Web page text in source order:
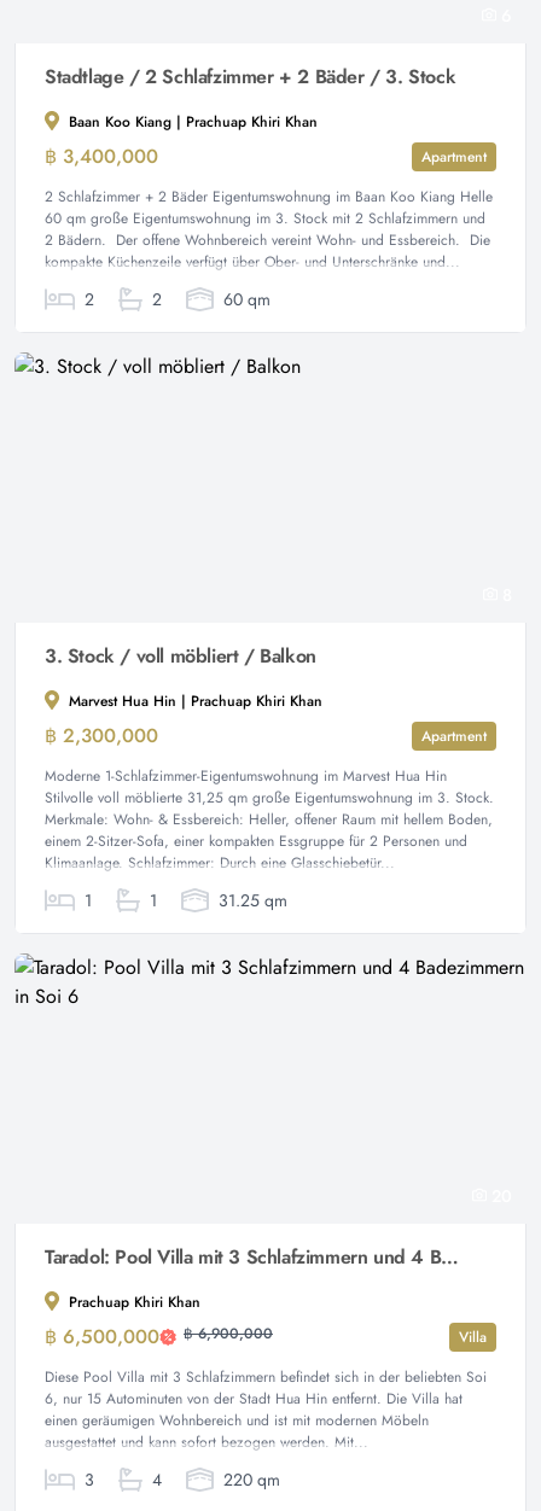
Stadtlage / 2 Schlafzimmer + 2 Bäder / 3. Stock
Baan Koo Kiang | Prachuap Khiri Khan
฿ 3,400,000
Apartment
2 Schlafzimmer + 2 Bäder Eigentumswohnung im Baan Koo Kiang Helle
60 qm große Eigentumswohnung im 3. Stock mit 2 Schlafzimmern und
2 Bädern. Der offene Wohnbereich vereint Wohn- und Essbereich. Die
kompakte Küchenzeile verfügt über Ober- und Unterschränke und...
2 2 60 qm
3. Stock / voll möbliert / Balkon
Marvest Hua Hin | Prachuap Khiri Khan
฿ 2,300,000
Apartment
Moderne 1-Schlafzimmer-Eigentumswohnung im Marvest Hua Hin
Stilvolle voll möblierte 31,25 qm große Eigentumswohnung im 3. Stock.
Merkmale: Wohn- & Essbereich: Heller, offener Raum mit hellem Boden,
einem 2-Sitzer-Sofa, einer kompakten Essgruppe für 2 Personen und
Klimaanlage. Schlafzimmer: Durch eine Glasschiebetür...
1 1 31.25 qm
Taradol: Pool Villa mit 3 Schlafzimmern und 4 Badezimmern in Soi 6
Prachuap Khiri Khan
฿ 6,500,000 ฿ 6,900,000
Villa
Diese Pool Villa mit 3 Schlafzimmern befindet sich in der beliebten Soi
6, nur 15 Autominuten von der Stadt Hua Hin entfernt. Die Villa hat
einen geräumigen Wohnbereich und ist mit modernen Möbeln
ausgestattet und kann sofort bezogen werden. Mit...
3 4
220 qm